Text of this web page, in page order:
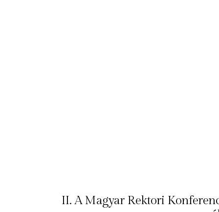
II. A Magyar Rektori